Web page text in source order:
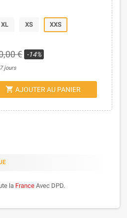
XL XS XXS
€ -14%
jours
shopping_cart AJOUTER AU PANIER
la France Avec DPD.